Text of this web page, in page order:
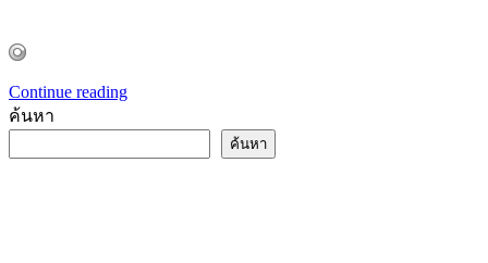
Continue reading
ค้นหา
ค้นหา